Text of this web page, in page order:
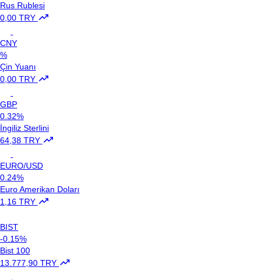
Rus Rublesi
0,00 TRY
CNY
%
Çin Yuanı
0,00 TRY
GBP
0.32%
İngiliz Sterlini
64,38 TRY
EURO/USD
0.24%
Euro Amerikan Doları
1,16 TRY
BIST
-0.15%
Bist 100
13.777,90 TRY